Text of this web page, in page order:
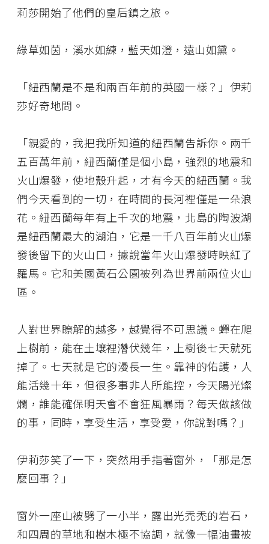
莉莎開始了他們的皇后鎮之旅。
綠草如茵，溪水如練，藍天如澄，遠山如黛。
「紐西蘭是不是和兩百年前的英國一樣？」伊莉
莎好奇地問。
「親愛的，我把我所知道的紐西蘭告訴你。兩千
五百萬年前，紐西蘭僅是個小島，強烈的地震和
火山爆發，使地殼升起，才有今天的紐西蘭。我
們今天看到的一切，在時間的長河裡僅是一朵浪
花。紐西蘭每年有上千次的地震，北島的陶波湖
是紐西蘭最大的湖泊，它是一千八百年前火山爆
發後留下的火山口，據說當年火山爆發時映紅了
羅馬。它和美國黃石公園被列為世界前兩位火山
區。
人對世界瞭解的越多，越覺得不可思議。蟬在爬
上樹前，能在土壤裡濳伏幾年，上樹後七天就死
掉了。七天就是它的漫長一生。靠神的佑護，人
能活幾十年，但很多事非人所能控，今天陽光燦
爛，誰能確保明天會不會狂風暴雨？每天做該做
的事，同時，享受生活，享受愛，你說對嗎？」
伊莉莎笑了一下，突然用手指著窗外，「那是怎
麼回事？」
窗外一座山被劈了一小半，露出光禿禿的岩石，
和四周的草地和樹木極不協調，就像一幅油畫被